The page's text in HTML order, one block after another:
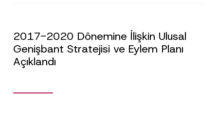
2017-2020 Dönemine İlişkin Ulusal
Genişbant Stratejisi ve Eylem Planı
Açıklandı